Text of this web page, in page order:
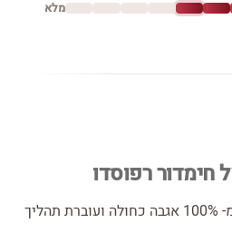
מלא
חימדור רפוסדו
אל חימדור רפוסדו מיוצרת מ- 100% אגבה כחולה ועוברת תהליך